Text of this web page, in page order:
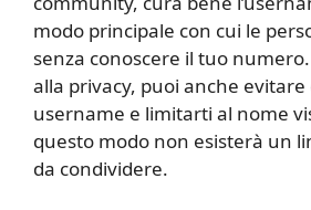
modo principale con cui le
senza conoscere il tuo
alla privacy, puoi anche
username e limitarti al nome
questo modo non esisterà un
da condividere.